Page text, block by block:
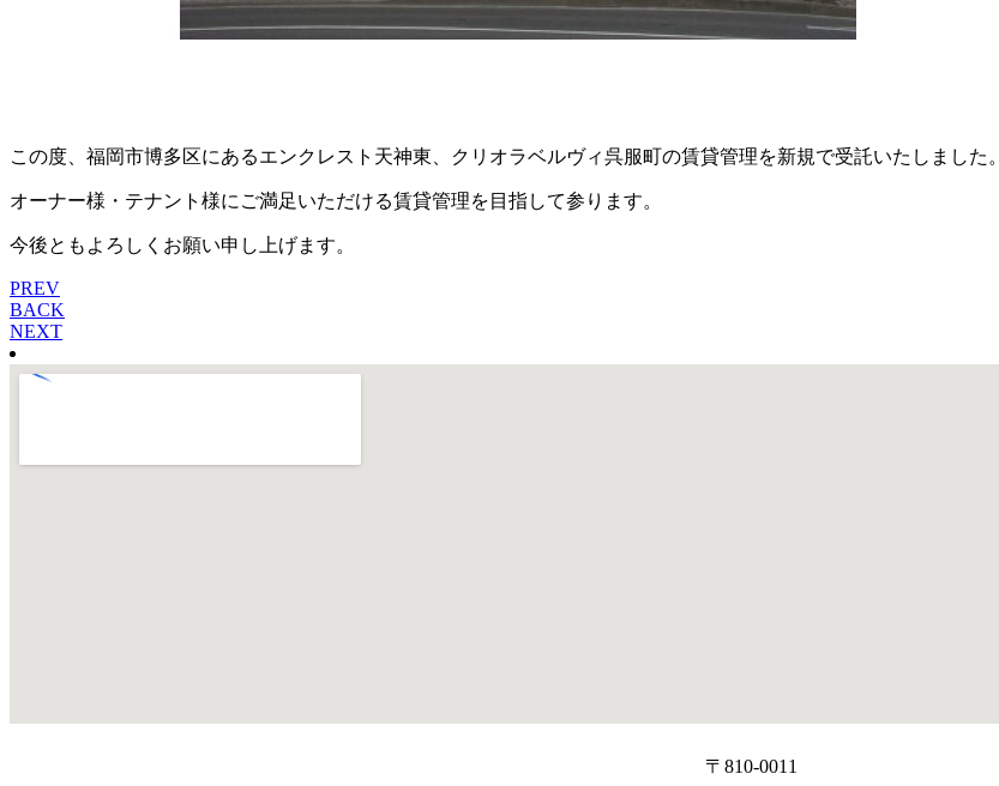
この度、福岡市博多区にあるエンクレスト天神東、クリオラベルヴィ呉服町の賃貸管理を新規で受託いたしました。
オーナー様・テナント様にご満足いただける賃貸管理を目指して参ります。
今後ともよろしくお願い申し上げます。
PREV
BACK
NEXT
〒810-0011